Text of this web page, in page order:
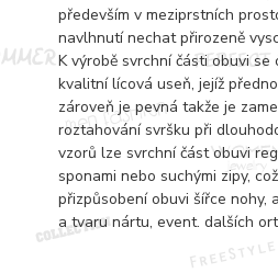
především v meziprstních
navlhnutí nechat přirozeně
K výrobě svrchní části obuvi
kvalitní lícová useň, jejíž
zároveň je pevná takže je
roztahování svršku při
vzorů lze svrchní část obuvi
sponami nebo suchými zipy,
přizpůsobení obuvi šířce nohy,
a tvaru nártu, event. dalších